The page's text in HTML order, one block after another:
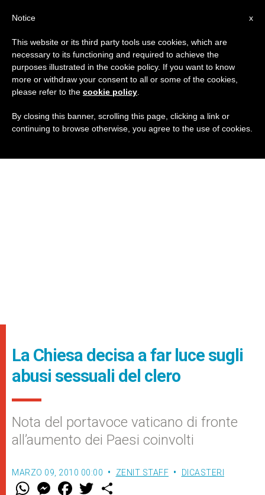
La Chiesa decisa a far luce sugli
abusi sessuali del clero
Nota del portavoce vaticano di fronte
all’aumento dei Paesi coinvolti
MARZO 09, 2010 00:00 ZENIT STAFF DICASTERI
W M F
x
Notice
This website or its third party tools use cookies, which are
necessary to its functioning and required to achieve the
purposes illustrated in the cookie policy. If you want to know
more or withdraw your consent to all or some of the cookies,
please refer to the cookie policy
By closing this banner, scrolling this page, clicking a link or
continuing to browse otherwise, you agree to the use of cookies.